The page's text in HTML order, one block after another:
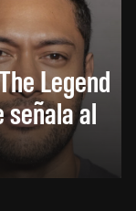
Legend
señala al